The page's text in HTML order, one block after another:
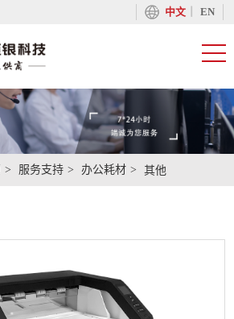
中文丨 EN
服务支持 办公耗材 其他